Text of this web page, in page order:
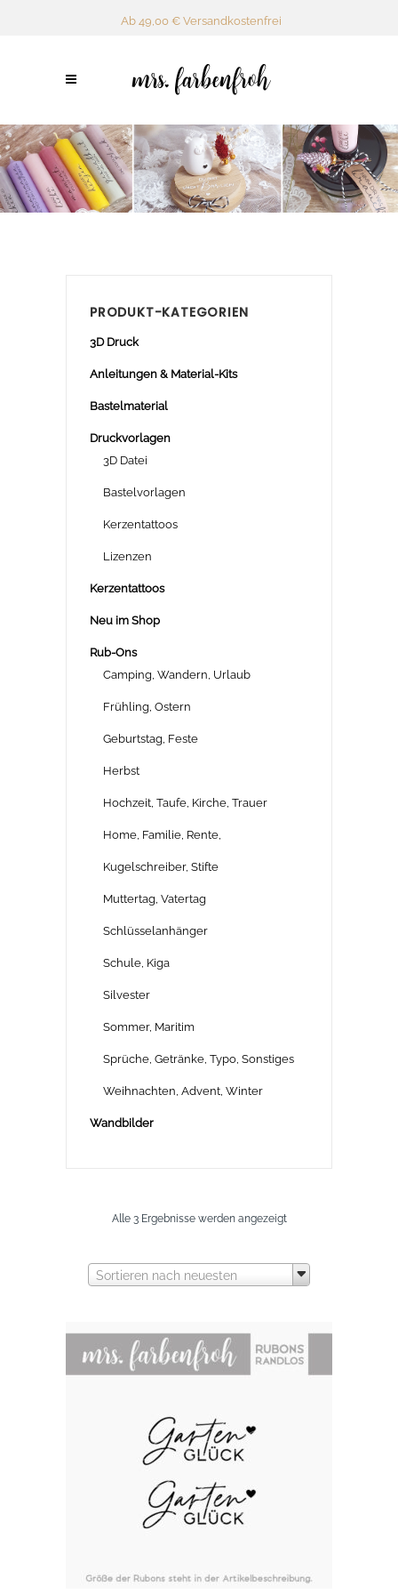
Ab 49,00 € Versandkostenfrei
PRODUKT-KATEGORIEN
3D Druck
Anleitungen & Material-Kits
Bastelmaterial
Druckvorlagen
3D Datei
Bastelvorlagen
Kerzentattoos
Lizenzen
Kerzentattoos
Neu im Shop
Rub-Ons
Camping, Wandern, Urlaub
Frühling, Ostern
Geburtstag, Feste
Herbst
Hochzeit, Taufe, Kirche, Trauer
Home, Familie, Rente,
Kugelschreiber, Stifte
Muttertag, Vatertag
Schlüsselanhänger
Schule, Kiga
Silvester
Sommer, Maritim
Sprüche, Getränke, Typo, Sonstiges
Weihnachten, Advent, Winter
Wandbilder
Alle 3 Ergebnisse werden angezeigtNach
sortiert
Sortieren nach neuesten